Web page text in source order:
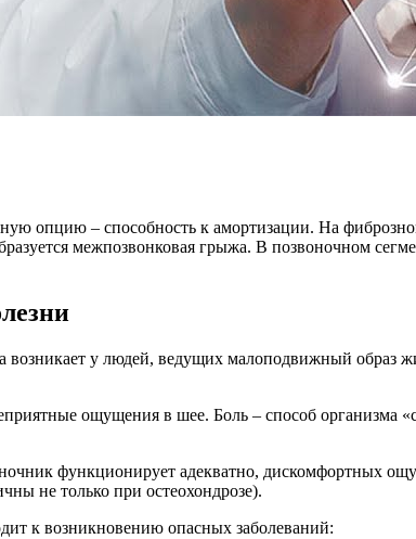
опцию – способность к амортизации. На
межпозвонковая грыжа. В позвоночном
у людей, ведущих малоподвижный образ
ощущения в шее. Боль – способ организма
функционирует адекватно, дискомфортных
не только при остеохондрозе).
к возникновению опасных заболеваний: